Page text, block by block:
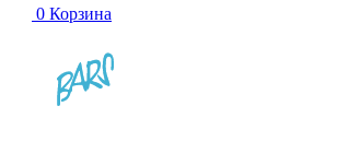
0 Корзина